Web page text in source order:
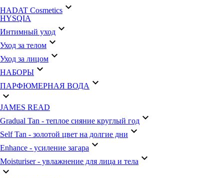
HADAT Cosmetics keyboard_arrow_down
HYSQIA
Интимный уход keyboard_arrow_down
Уход за телом keyboard_arrow_down
Уход за лицом keyboard_arrow_down
НАБОРЫ keyboard_arrow_down
ПАРФЮМЕРНАЯ ВОДА keyboard_arrow_down
keyboard_arrow_down
JAMES READ
Gradual Tan - теплое сияние круглый год keyboard_arrow_down
Self Tan - золотой цвет на долгие дни keyboard_arrow_down
Enhance - усиление загара keyboard_arrow_down
Moisturiser - увлажнение для лица и тела keyboard_arrow_down
keyboard_arrow_down